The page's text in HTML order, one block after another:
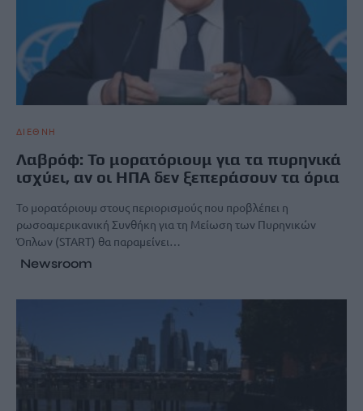
ΔΙΕΘΝΗ
Λαβρόφ: Το μορατόριουμ για τα πυρηνικά
ισχύει, αν οι ΗΠΑ δεν ξεπεράσουν τα όρια
Το μορατόριουμ στους περιορισμούς που προβλέπει η
ρωσοαμερικανική Συνθήκη για τη Μείωση των Πυρηνικών
Όπλων (START) θα παραμείνει…
Newsroom